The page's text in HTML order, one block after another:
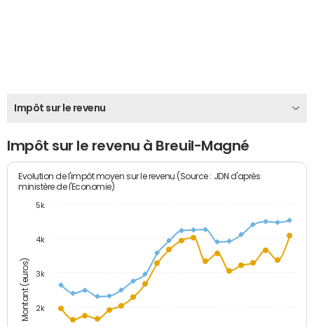
Impôt sur le revenu
Impôt sur le revenu à Breuil-Magné
Montant (euros)
Evolution de l'impôt moyen sur le revenu (Source : JDN d'après
ministère de l'Economie)
2k
3k
4k
5k